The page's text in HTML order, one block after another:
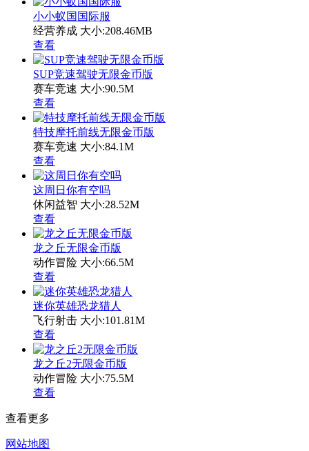
小小蚁国国际服
经营养成 大小:208.46MB
查看
SUP竞速驾驶无限金币版
赛车竞速 大小:90.5M
查看
特技摩托前线无限金币版
赛车竞速 大小:84.1M
查看
这周日你有空吗
休闲益智 大小:28.52M
查看
龙之丘无限金币版
动作冒险 大小:66.5M
查看
迷你英雄恐龙猎人
飞行射击 大小:101.81M
查看
龙之丘2无限金币版
动作冒险 大小:75.5M
查看
查看更多
网站地图